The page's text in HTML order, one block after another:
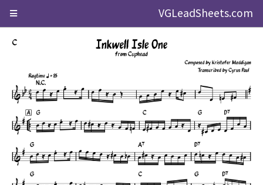
VGLeadSheets.com